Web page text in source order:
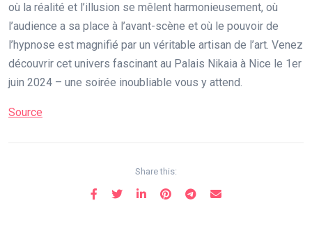
où la réalité et l’illusion se mêlent harmonieusement, où
l’audience a sa place à l’avant-scène et où le pouvoir de
l’hypnose est magnifié par un véritable artisan de l’art. Venez
découvrir cet univers fascinant au Palais Nikaia à Nice le 1er
juin 2024 – une soirée inoubliable vous y attend.
Source
Share this: